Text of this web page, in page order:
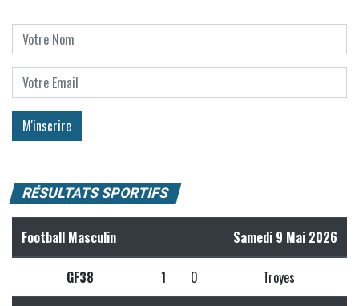
RÉSULTATS SPORTIFS
Football Masculin Samedi 9 Mai 2026
GF38 1 0 Troyes